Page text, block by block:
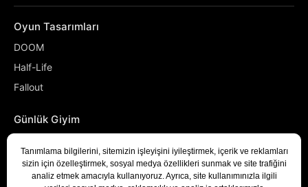
Oyun Tasarımları
DOOM
Half-Life
Fallout
Günlük Giyim
Denizci
Developer